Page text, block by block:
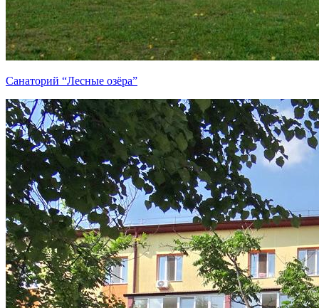
Санаторий “Лесные озёра”